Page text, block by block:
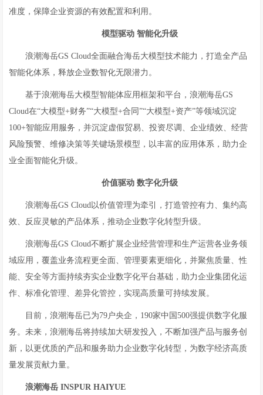
准度，保障企业资源的有效配置和利用。
模型驱动 智能化升级
浪潮海岳GS Cloud全面融合海岳大模型技术能力，打造全产品
智能化体系，释放企业数智化无限潜力。
基于浪潮海岳大模型智能体应用框架和平台，浪潮海岳GS
Cloud在“大模型+财务”“大模型+合同”“大模型+资产”等领域沉淀
100+智能应用服务，并沉淀虚假贸易、投资尽调、企业绩效、经营
风险预警、维修决策等关键场景模型，以丰富的应用体系，助力企
业全面智能化升级。
价值驱动 数字化升级
浪潮海岳GS Cloud以价值管理为牵引，打造管控有力、集约高
效、反应灵敏的产品体系，推动企业数字化转型升级。
浪潮海岳GS Cloud不断扩展企业经营管理和生产运营各业务领
域应用，覆盖业务流程更全面、管理要素更细化，并聚焦质量、性
能、安全等方面持续夯实企业数字化平台基础，助力企业集团化运
作、标准化管理、差异化管控，实现高质量可持续发展。
目前，浪潮海岳已为79户央企，190家中国500强提供数字化服
务。未来，浪潮海岳将持续加大研发投入，不断加强产品与服务创
新，以更优质的产品和服务助力企业数字化转型，为数字经济高质
量发展贡献力量。
浪潮海岳 INSPUR HAIYUE